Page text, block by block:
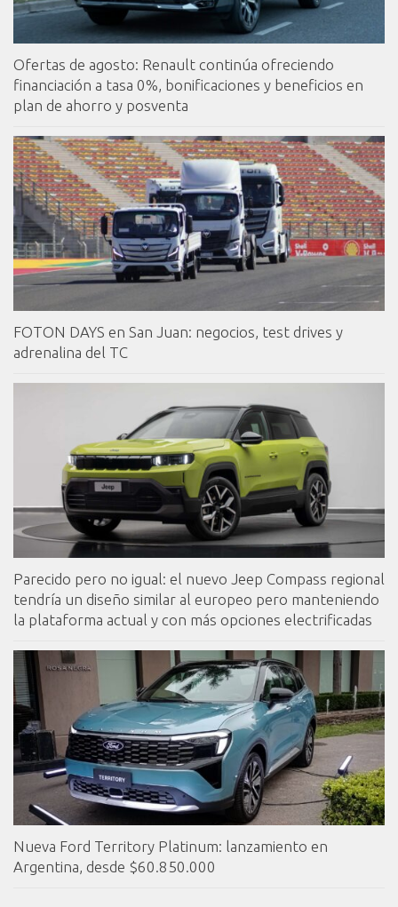
Ofertas de agosto: Renault continúa ofreciendo
financiación a tasa 0%, bonificaciones y beneficios en
plan de ahorro y posventa
FOTON DAYS en San Juan: negocios, test drives y
adrenalina del TC
Parecido pero no igual: el nuevo Jeep Compass regional
tendría un diseño similar al europeo pero manteniendo
la plataforma actual y con más opciones electrificadas
Nueva Ford Territory Platinum: lanzamiento en
Argentina, desde $60.850.000